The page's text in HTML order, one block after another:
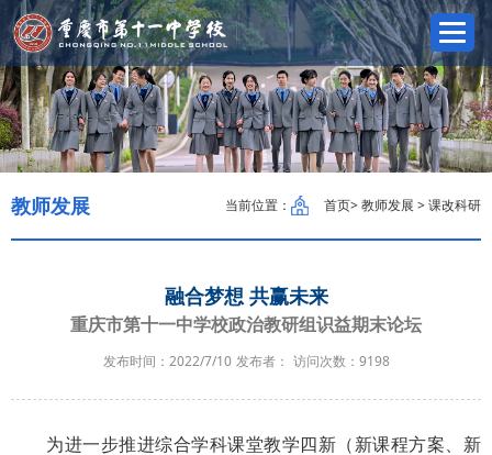
教师发展 当前位置： 首页> 教师发展 > 课改科研
融合梦想 共赢未来
重庆市第十一中学校政治教研组识益期末论坛
发布时间：2022/7/10 发布者： 访问次数： 9198
为进一步推进综合学科课堂教学四新（新课程方案、新